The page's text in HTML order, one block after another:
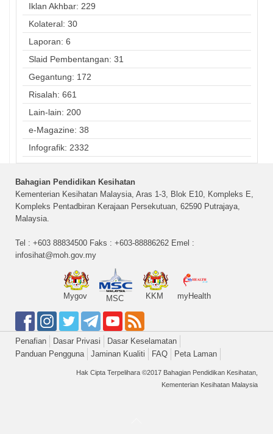
Iklan Akhbar: 229
Kolateral: 30
Laporan: 6
Slaid Pembentangan: 31
Gegantung: 172
Risalah: 661
Lain-lain: 200
e-Magazine: 38
Infografik: 2332
Bahagian Pendidikan Kesihatan
Kementerian Kesihatan Malaysia, Aras 1-3, Blok E10, Kompleks E,
Kompleks Pentadbiran Kerajaan Persekutuan, 62590 Putrajaya,
Malaysia.
Tel : +603 88834500 Faks : +603-88886262 Emel :
infosihat@moh.gov.my
Mygov MSC KKM myHealth
Penafian Dasar Privasi
Dasar Keselamatan
Panduan Pengguna
Jaminan Kualiti FAQ Peta Laman
Hak Cipta Terpelihara ©2017 Bahagian Pendidikan Kesihatan,
Kementerian Kesihatan Malaysia